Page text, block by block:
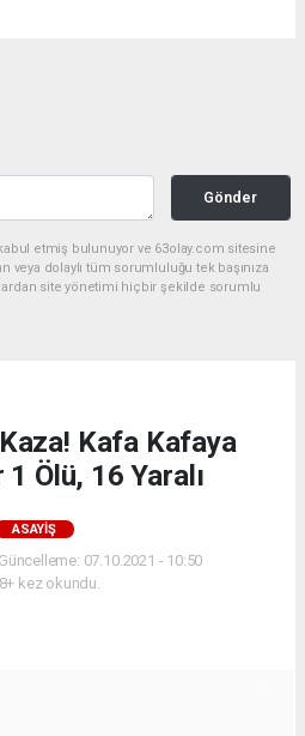
Gönder
etmiş bulunuyor ve 63olay.com sitesine
veya dolaylı tüm sorumluluğu tek başınıza
site yönetimi hiçbir şekilde sorumlu
Kafa Kafaya
1 Ölü, 16 Yaralı
ASAYIŞ
07.10.2021 - 10:50
kez okundu.